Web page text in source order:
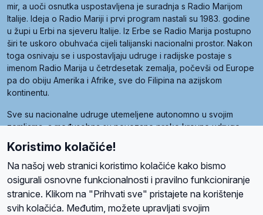
mir, a uoči osnutka uspostavljena je suradnja s Radio Marijom
Italije. Ideja o Radio Mariji i prvi program nastali su 1983. godine
u župi u Erbi na sjeveru Italije. Iz Erbe se Radio Marija postupno
širi te uskoro obuhvaća cijeli talijanski nacionalni prostor. Nakon
toga osnivaju se i uspostavljaju udruge i radijske postaje s
imenom Radio Marija u četrdesetak zemalja, počevši od Europe
pa do obiju Amerika i Afrike, sve do Filipina na azijskom
kontinentu.
Sve su nacionalne udruge utemeljene autonomno u svojim
zemljama, a međusobna su povezane preko krovne udruge
Radio Maria). Svjetsku obitelj utemeljilo je sedam članica, među
kojima je i hrvatska Udruga Radio Marija.
Koristimo kolačiće!
Na našoj web stranici koristimo kolačiće kako bismo
osigurali osnovne funkcionalnosti i pravilno funkcioniranje
stranice. Klikom na "Prihvati sve" pristajete na korištenje
svih kolačića. Međutim, možete upravljati svojim